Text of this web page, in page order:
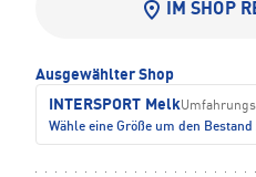
IM SHOP
Ausgewählter Shop
INTERSPORT Melk
Wähle eine Größe um den Bestand